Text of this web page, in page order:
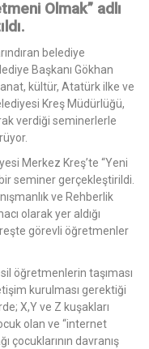
Olmak” adlı
belediye
Başkanı Gökhan
kültür, Atatürk ilke ve
Kreş Müdürlüğü,
verdiği seminerlerle
Merkez Kreş’te “Yeni
seminer gerçekleştirildi.
ve Rehberlik
olarak yer aldığı
görevli öğretmenler
öğretmenlerin taşıması
kurulması gerektiği
X,Y ve Z kuşakları
olan ve “internet
çocuklarının davranış